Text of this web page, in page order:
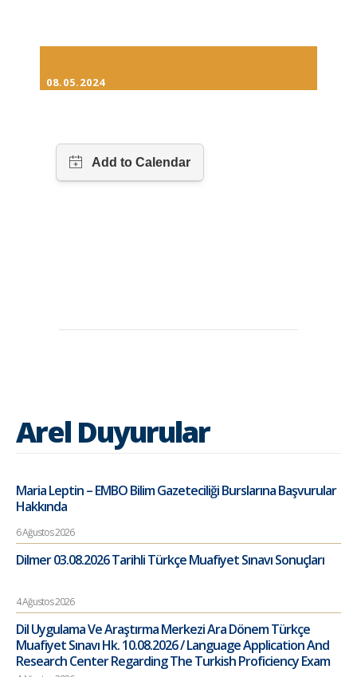
08.05.2024
Arel Duyurular
Maria Leptin – EMBO Bilim Gazeteciliği Burslarına Başvurular
Hakkında
6 Ağustos 2026
Dilmer 03.08.2026 Tarihli Türkçe Muafiyet Sınavı Sonuçları
4 Ağustos 2026
Dil Uygulama Ve Araştırma Merkezi Ara Dönem Türkçe
Muafiyet Sınavı Hk. 10.08.2026 / Language Application And
Research Center Regarding The Turkish Proficiency Exam